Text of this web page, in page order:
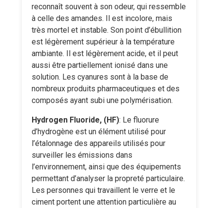
reconnaît souvent à son odeur, qui ressemble
à celle des amandes. Il est incolore, mais
très mortel et instable. Son point d’ébullition
est légèrement supérieur à la température
ambiante. Il est légèrement acide, et il peut
aussi être partiellement ionisé dans une
solution. Les cyanures sont à la base de
nombreux produits pharmaceutiques et des
composés ayant subi une polymérisation.
Hydrogen Fluoride, (HF): Le fluorure
d’hydrogène est un élément utilisé pour
l’étalonnage des appareils utilisés pour
surveiller les émissions dans
l’environnement, ainsi que des équipements
permettant d’analyser la propreté particulaire.
Les personnes qui travaillent le verre et le
ciment portent une attention particulière au